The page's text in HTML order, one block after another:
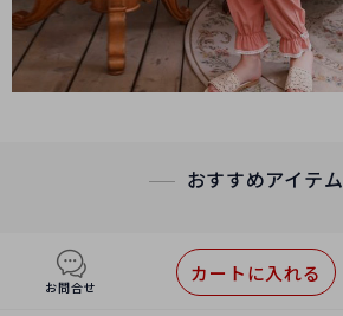
おすすめアイテム
お問合せ
カートに入れる